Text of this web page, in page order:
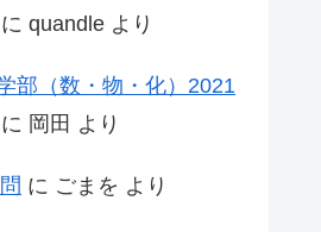
に quandle より
部（数・物・化）2021
に 岡田 より
に ごまを より